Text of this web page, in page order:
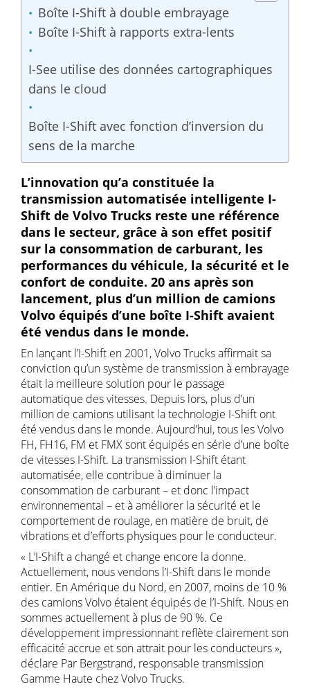
Boîte I-Shift à double embrayage
Boîte I-Shift à rapports extra-lents
I-See utilise des données cartographiques
dans le cloud
Boîte I-Shift avec fonction d’inversion du
sens de la marche
L’innovation qu’a constituée la
transmission automatisée intelligente I-
Shift de Volvo Trucks reste une référence
dans le secteur, grâce à son effet positif
sur la consommation de carburant, les
performances du véhicule, la sécurité et le
confort de conduite. 20 ans après son
lancement, plus d’un million de camions
Volvo équipés d’une boîte I-Shift avaient
été vendus dans le monde.
En lançant l’I-Shift en 2001, Volvo Trucks affirmait sa
conviction qu’un système de transmission à embrayage
était la meilleure solution pour le passage
automatique des vitesses. Depuis lors, plus d’un
million de camions utilisant la technologie I-Shift ont
été vendus dans le monde. Aujourd’hui, tous les Volvo
FH, FH16, FM et FMX sont équipés en série d’une boîte
de vitesses I-Shift. La transmission I-Shift étant
automatisée, elle contribue à diminuer la
consommation de carburant – et donc l’impact
environnemental – et à améliorer la sécurité et le
comportement de roulage, en matière de bruit, de
vibrations et d’efforts physiques pour le conducteur.
« L’I-Shift a changé et change encore la donne.
Actuellement, nous vendons l’I-Shift dans le monde
entier. En Amérique du Nord, en 2007, moins de 10 %
des camions Volvo étaient équipés de l’I-Shift. Nous en
sommes actuellement à plus de 90 %. Ce
développement impressionnant reflète clairement son
efficacité accrue et son attrait pour les conducteurs »,
déclare Pär Bergstrand, responsable transmission
Gamme Haute chez Volvo Trucks.